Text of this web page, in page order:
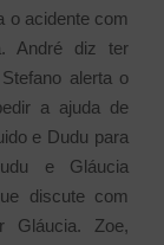
o acidente com
André diz ter
Stefano alerta o
a ajuda de
e Dudu para
e Gláucia
discute com
Gláucia. Zoe,